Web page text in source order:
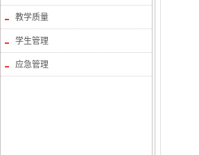
教学质量
学生管理
应急管理